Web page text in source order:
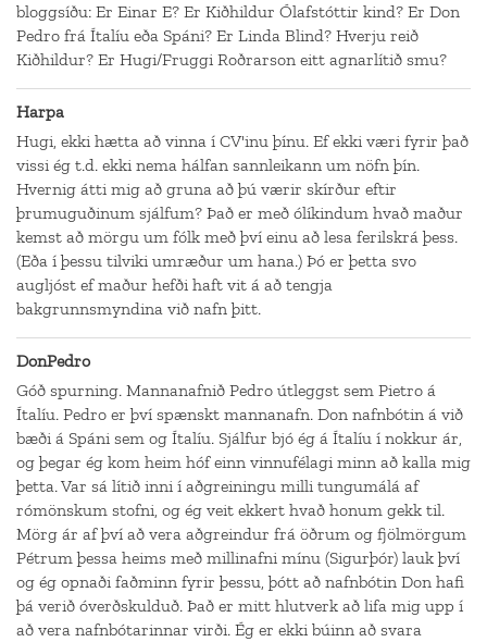
bloggsíðu: Er Einar E? Er Kiðhildur Ólafstóttir kind? Er Don
Pedro frá Ítalíu eða Spáni? Er Linda Blind? Hverju reið
Kiðhildur? Er Hugi/Fruggi Roðrarson eitt agnarlítið smu?
Harpa
Hugi, ekki hætta að vinna í CV'inu þínu. Ef ekki væri fyrir það
vissi ég t.d. ekki nema hálfan sannleikann um nöfn þín.
Hvernig átti mig að gruna að þú værir skírður eftir
þrumuguðinum sjálfum? Það er með ólíkindum hvað maður
kemst að mörgu um fólk með því einu að lesa ferilskrá þess.
(Eða í þessu tilviki umræður um hana.) Þó er þetta svo
augljóst ef maður hefði haft vit á að tengja
bakgrunnsmyndina við nafn þitt.
DonPedro
Góð spurning. Mannanafnið Pedro útleggst sem Pietro á
Ítalíu. Pedro er því spænskt mannanafn. Don nafnbótin á við
bæði á Spáni sem og Ítalíu. Sjálfur bjó ég á Ítalíu í nokkur ár,
og þegar ég kom heim hóf einn vinnufélagi minn að kalla mig
þetta. Var sá lítið inni í aðgreiningu milli tungumálá af
rómönskum stofni, og ég veit ekkert hvað honum gekk til.
Mörg ár af því að vera aðgreindur frá öðrum og fjölmörgum
Pétrum þessa heims með millinafni mínu (Sigurþór) lauk því
og ég opnaði faðminn fyrir þessu, þótt að nafnbótin Don hafi
þá verið óverðskulduð. Það er mitt hlutverk að lifa mig upp í
að vera nafnbótarinnar virði. Ég er ekki búinn að svara